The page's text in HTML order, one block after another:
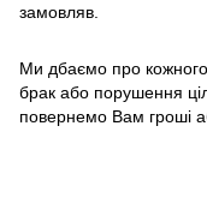
замовляв.
Ми дбаємо про кожного
брак або порушення
повернемо Вам гроші